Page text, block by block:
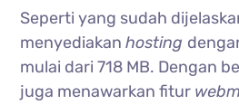
Seperti yang sudah
menyediakanhosting
mulai dari 718 MB. Dengan
juga menawarkan fitur